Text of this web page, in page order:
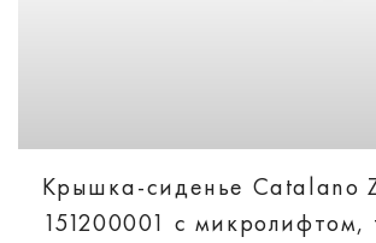
Крышка-сиденье Catalano
151200001 с микролифтом,